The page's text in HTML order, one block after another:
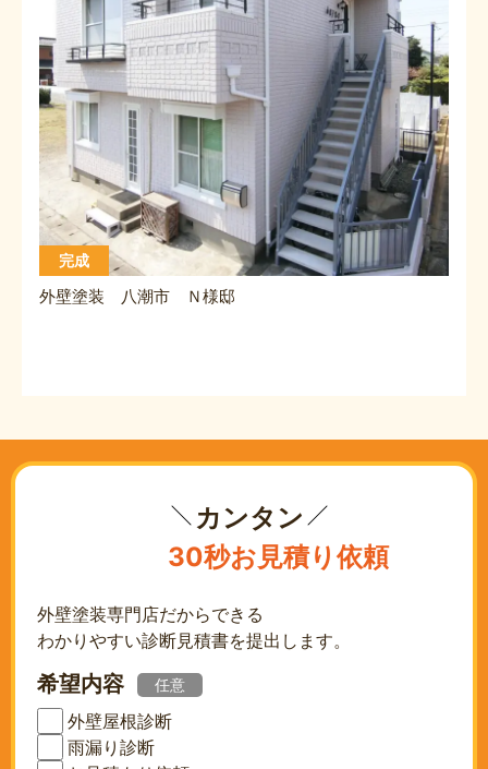
完成
外壁塗装 八潮市 Ｎ様邸
カンタン
30秒お見積り依頼
外壁塗装専門店だからできる
わかりやすい診断見積書を提出します。
希望内容 任意
外壁屋根診断
雨漏り診断